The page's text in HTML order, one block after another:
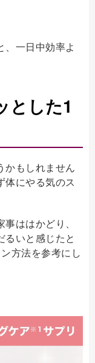
、一日中効率よ
とした1
かもしれません
体にやる気のス
ははかどり、
るいと感じたと
方法を参考にし